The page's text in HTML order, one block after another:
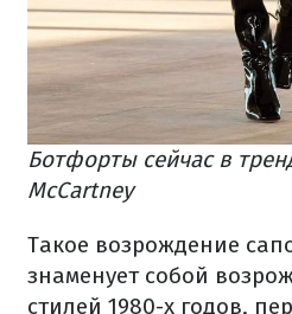
Ботфорты сейчас в
McCartney
Такое возрождение
знаменует собой
стилей 1980-х годов,